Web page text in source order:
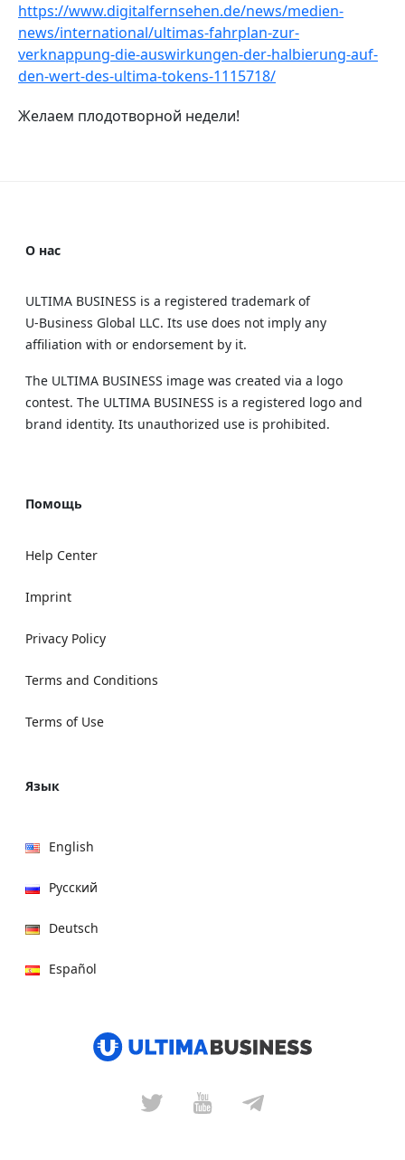
https://www.digitalfernsehen.de/news/medien-
news/international/ultimas-fahrplan-zur-
verknappung-die-auswirkungen-der-halbierung-auf-
den-wert-des-ultima-tokens-1115718/
Желаем плодотворной недели!
О нас
ULTIMA BUSINESS is a registered trademark of
U‑Business Global LLC. Its use does not imply any
affiliation with or endorsement by it.
The ULTIMA BUSINESS image was created via a logo
contest. The ULTIMA BUSINESS is a registered logo and
brand identity. Its unauthorized use is prohibited.
Помощь
Help Center
Imprint
Privacy Policy
Terms and Conditions
Terms of Use
Язык
English
Русский
Deutsch
Español